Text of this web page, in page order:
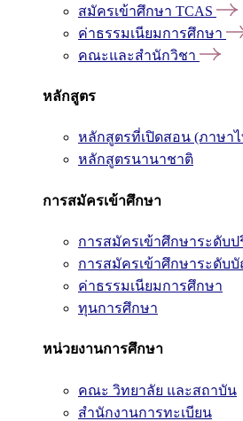
สมัครเข้าศึกษา TCAS
ค่าธรรมเนียมการศึกษา
คณะและสำนักวิชา
หลักสูตร
หลักสูตรที่เปิดสอน (ภาษา
หลักสูตรนานาชาติ
การสมัครเข้าศึกษา
การสมัครเข้าศึกษาระดั
การสมัครเข้าศึกษาระดับ
ค่าธรรมเนียมการศึกษา
ทุนการศึกษา
หน่วยงานการศึกษา
คณะ วิทยาลัย และสถาบัน
สำนักงานการทะเบียน